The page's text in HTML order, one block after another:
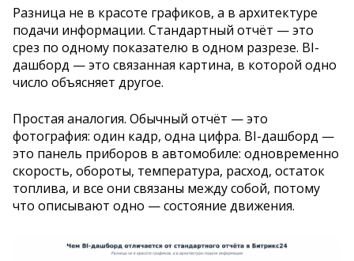
Разница не в красоте графиков, а в архитектуре
подачи информации. Стандартный отчёт — это
срез по одному показателю в одном разрезе. BI-
дашборд — это связанная картина, в которой одно
число объясняет другое.
Простая аналогия. Обычный отчёт — это
фотография: один кадр, одна цифра. BI-дашборд —
это панель приборов в автомобиле: одновременно
скорость, обороты, температура, расход, остаток
топлива, и все они связаны между собой, потому
что описывают одно — состояние движения.